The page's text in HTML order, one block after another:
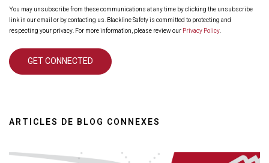
You may unsubscribe from these communications at any time by clicking the unsubscribe
link in our email or by contacting us. Blackline Safety is committed to protecting and
respecting your privacy. For more information, please review our Privacy Policy.
ARTICLES DE BLOG CONNEXES